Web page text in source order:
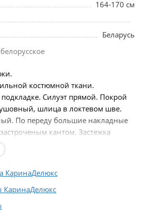
164-170 см
Беларусь
костюмной ткани.
Силуэт прямой. Покрой
шлица в локтевом шве.
По переду большие накладные
кантом. Застежка
и пуговицы...
КаринаДелюкс